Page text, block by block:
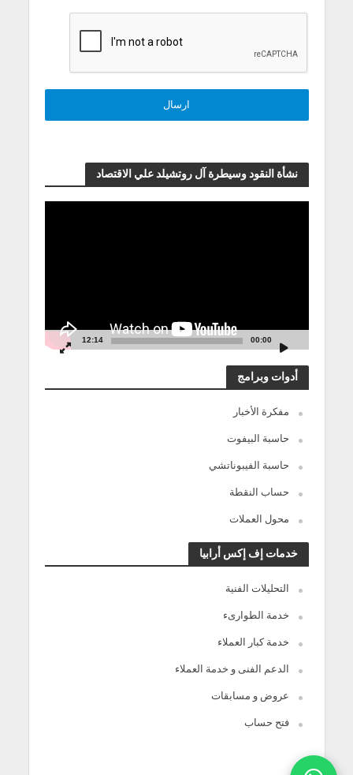
نشأة النقود وسيطرة آل روتشيلد علي الاقتصاد
00:00
12:14
أدوات وبرامج
مفكرة الأخبار
حاسبة البيفوت
حاسبة الفيبوناتشي
حساب النقطة
محول العملات
خدمات إف إكس أرابيا
التحليلات الفنية
خدمة الطوارىء
خدمة كبار العملاء
الدعم الفنى و خدمة العملاء
عروض و مسابقات
فتح حساب